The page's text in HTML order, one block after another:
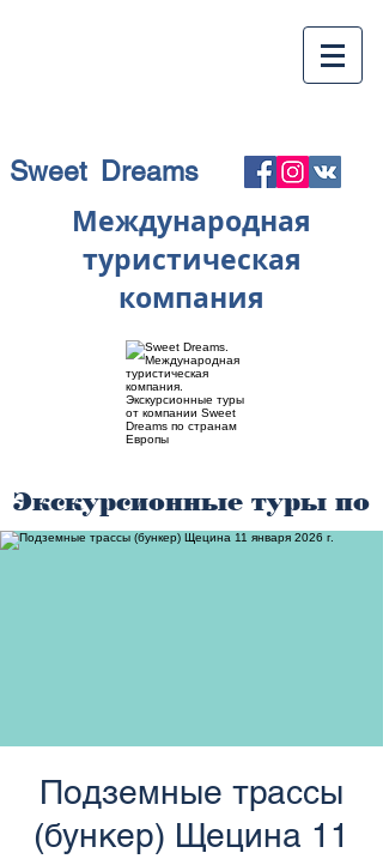
Sweet Dreams
Международная
туристическая
компания
Экскурсионные туры по
странам Европы
Подземные трассы
(бункер) Щецина 11